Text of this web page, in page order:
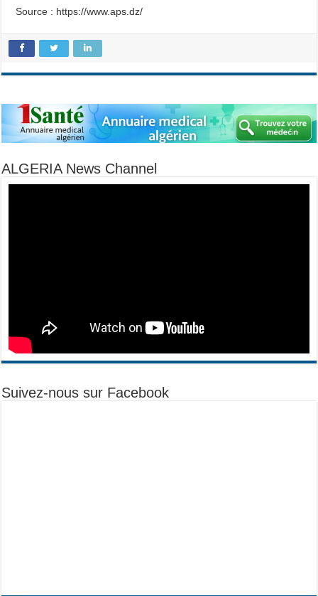
Source : https://www.aps.dz/
ALGERIA News Channel
Suivez-nous sur Facebook